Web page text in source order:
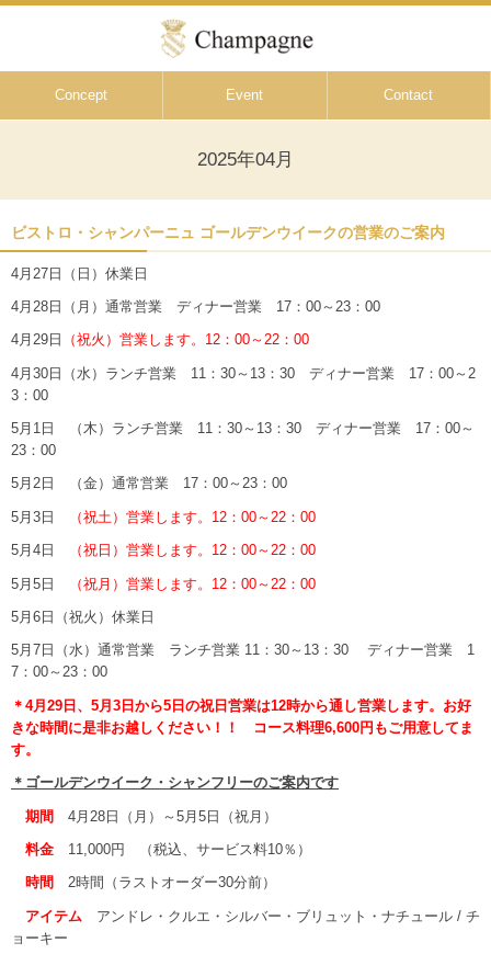
Concept Event Contact
2025年04月
ビストロ・シャンパーニュ ゴールデンウイークの営業のご案内
4月27日（日）休業日
4月28日（月）通常営業 ディナー営業 17：00～23：00
4月29日 （祝火）営業します。12：00～22：00
4月30日（水）ランチ営業 11：30～13：30 ディナー営業 17：00～2
3：00
5月1日 （木）ランチ営業 11：30～13：30 ディナー営業 17：00～
23：00
5月2日 （金）通常営業 17：00～23：00
5月3日 （祝土）営業します。12：00～22：00
5月4日 （祝日）営業します。12：00～22：00
5月5日 （祝月）営業します。12：00～22：00
5月6日（祝火）休業日
5月7日（水）通常営業 ランチ営業 11：30～13：30 ディナー営業 1
7：00～23：00
＊4月29日、5月3日から5日の祝日営業は12時から通し営業します。お好
きな時間に是非お越しください！！ コース料理6,600円もご用意してま
す。
＊ゴールデンウイーク・シャンフリーのご案内です
期間 4月28日（月）～5月5日（祝月）
料金 11,000円 （税込、サービス料10％）
時間 2時間（ラストオーダー30分前）
アイテム
アンドレ・クルエ・シルバー・ブリュット・ナチュール / チ
ョーキー